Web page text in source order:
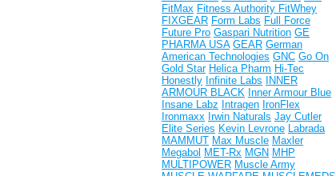
FitMax Fitness Authority FitWhey
FIXGEAR Form Labs Full Force
Future Pro Gaspari Nutrition GE
PHARMA USA GEAR German
American Technologies GNC Go On
Gold Star Helica Pharm Hi-Tec
Honestly Infinite Labs
INNER
ARMOUR BLACK Inner Armour Blue
Insane Labz Intragen IronFlex
Ironmaxx Irwin Naturals Jay Cutler
Elite Series Kevin Levrone Labrada
MAMMUT Max Muscle Maxler
Megabol MET-Rx MGN MHP
MULTIPOWER Muscle Army